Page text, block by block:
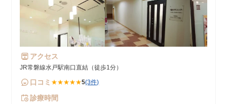
アクセス
JR常磐線水戸駅南口直結（徒歩1分）
口コミ ★★★★★5(3件)
診療時間